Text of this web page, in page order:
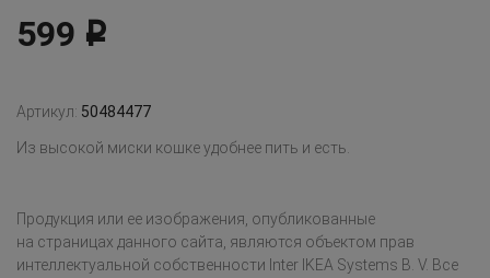
599 Р
Артикул: 50484477
Из высокой миски кошке удобнее пить и есть.
Продукция или ее изображения, опубликованные
на страницах данного сайта, являются объектом прав
интеллектуальной собственности Inter IKEA Systems B. V. Все